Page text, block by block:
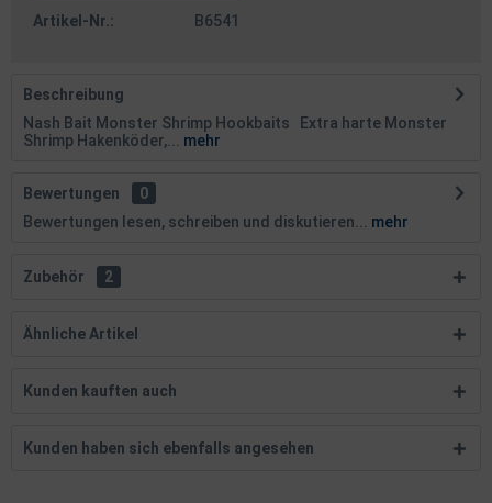
Artikel-Nr.: B6541
Beschreibung
Nash Bait Monster Shrimp Hookbaits Extra harte Monster
Shrimp Hakenköder,...
mehr
Bewertungen
0
Bewertungen lesen, schreiben und diskutieren...
mehr
Zubehör 2
Ähnliche Artikel
Kunden kauften auch
Kunden haben sich ebenfalls angesehen